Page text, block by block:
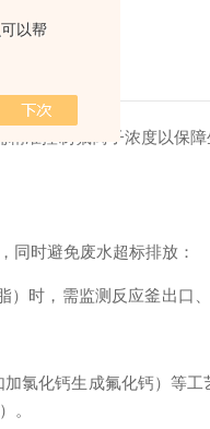
以帮
准控制氟离子浓度以保
同时避免废水超标排放：
时，需监测反应釜出口
氯化钙生成氟化钙）等
。